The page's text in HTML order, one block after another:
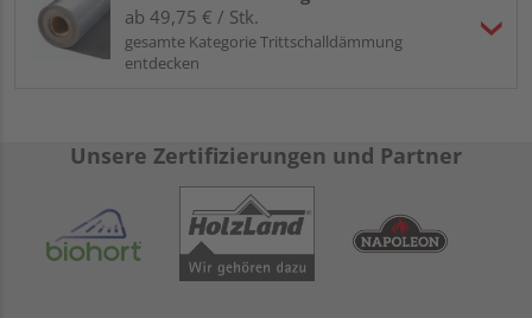
ab 49,75 € / Stk.
gesamte Kategorie Trittschalldämmung
entdecken
Unsere Zertifizierungen und Partner